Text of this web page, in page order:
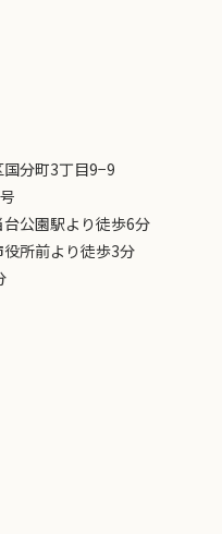
分町3丁目9−9
公園駅より徒歩6分
所前より徒歩3分